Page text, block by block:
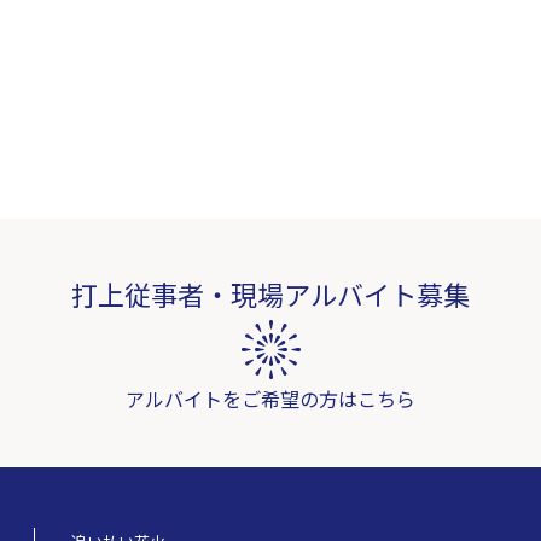
打上従事者・現場アルバイト募集
アルバイトをご希望の方はこちら